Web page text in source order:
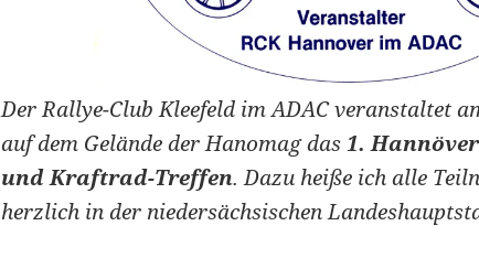
Der Rallye-Club Kleefeld im ADAC veranstaltet
auf dem Gelände der Hanomag das1.
und Kraftrad-Treffen. Dazu heiße ich alle
herzlich in der niedersächsischen